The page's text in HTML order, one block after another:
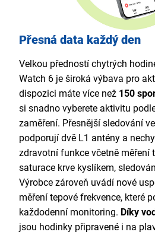
Přesná data každý den
Velkou předností chytrých
Watch 6 je široká výbava pro
dispozici máte více než 150
si snadno vyberete aktivitu
zaměření. Přesnější sledování
podporují dvě L1 antény a
zdravotní funkce včetně měření
saturace krve kyslíkem,
Výrobce zároveň uvádí nové
měření tepové frekvence, které
každodenní monitoring. Díky
jsou hodinky připravené i na